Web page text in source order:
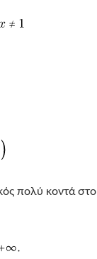
πολύ κοντά στο